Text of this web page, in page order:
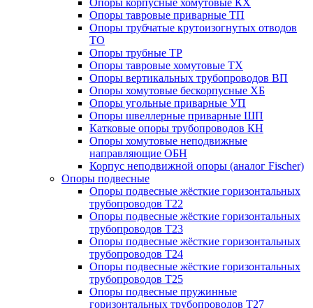
Опоры корпусные хомутовые КХ
Опоры тавровые приварные ТП
Опоры трубчатые крутоизогнутых отводов
ТО
Опоры трубные ТР
Опоры тавровые хомутовые ТХ
Опоры вертикальных трубопроводов ВП
Опоры хомутовые бескорпусные ХБ
Опоры угольные приварные УП
Опоры швеллерные приварные ШП
Катковые опоры трубопроводов КН
Опоры хомутовые неподвижные
направляющие ОБН
Корпус неподвижной опоры (аналог Fischer)
Опоры подвесные
Опоры подвесные жёсткие горизонтальных
трубопроводов Т22
Опоры подвесные жёсткие горизонтальных
трубопроводов Т23
Опоры подвесные жёсткие горизонтальных
трубопроводов Т24
Опоры подвесные жёсткие горизонтальных
трубопроводов Т25
Опоры подвесные пружинные
горизонтальных трубопроводов Т27